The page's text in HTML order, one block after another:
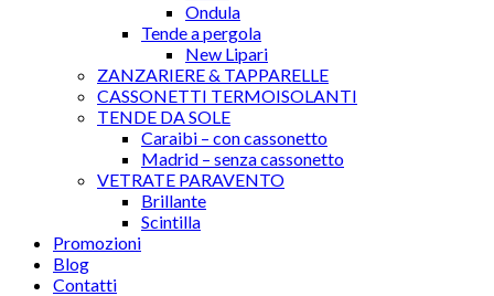
Ondula
Tende a pergola
New Lipari
ZANZARIERE & TAPPARELLE
CASSONETTI TERMOISOLANTI
TENDE DA SOLE
Caraibi – con cassonetto
Madrid – senza cassonetto
VETRATE PARAVENTO
Brillante
Scintilla
Promozioni
Blog
Contatti